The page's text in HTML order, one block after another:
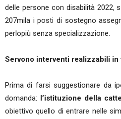
delle persone con disabilità 2022,
207mila i posti di sostegno
perlopiù senza specializzazione.
Servono interventi realizzabili in
Prima di farsi suggestionare da
domanda:
l’istituzione della
obiettivo quello di entrare nelle